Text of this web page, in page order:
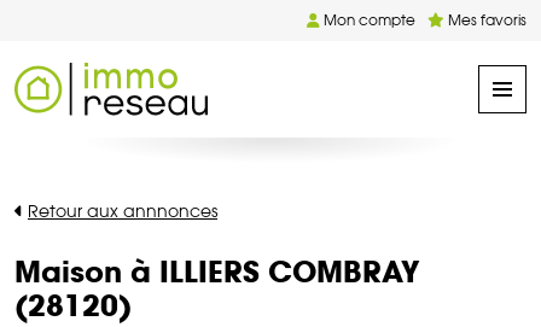
Mon compte Mes favoris
Retour aux annnonces
Maison à ILLIERS COMBRAY
(28120)